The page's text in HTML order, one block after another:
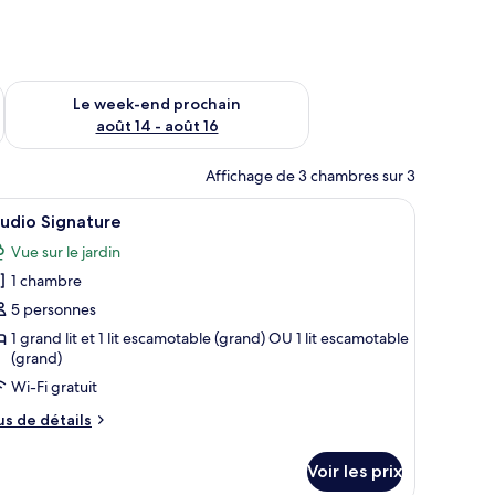
août 7 - août 9
Le week-end prochain
août 14 - août 16
Vérifier la disponibilité pour le week-end prochain août 14 -
Affichage de 3 chambres sur 3
et un placard avec une porte coulissante.
des lampes de chevet, une table de chevet en bois, un petit
:
Une cuisine moderne avec des meubles en
10 Signature
Vue sur le jardin
1 chambre
5 personnes
1 grand lit et 1 lit escamotable (grand) OU 1 lit escamotable
(grand)
Wi-Fi gratuit
de détails
Voir les prix